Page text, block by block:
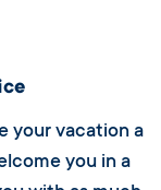
your vacation a
you in a